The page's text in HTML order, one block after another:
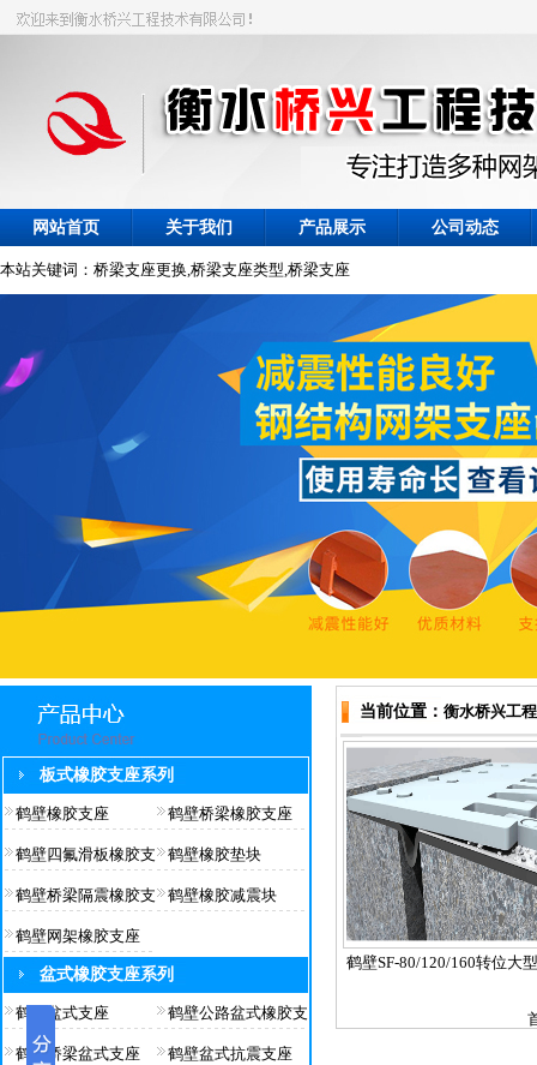
网站首页 关于我们 产品展示 公司动态
本站关键词：桥梁支座更换,桥梁支座类型,桥梁支座
板式橡胶支座系列
鹤壁橡胶支座 鹤壁桥梁橡胶支座
鹤壁四氟滑板橡胶支 鹤壁橡胶垫块
鹤壁桥梁隔震橡胶支 鹤壁橡胶减震块
鹤壁网架橡胶支座
盆式橡胶支座系列
鹤壁盆式支座 鹤壁公路盆式橡胶支
鹤壁桥梁盆式支座 鹤壁盆式抗震支座
当前位置： 衡水桥兴工
鹤壁SF-80/120/160转位大